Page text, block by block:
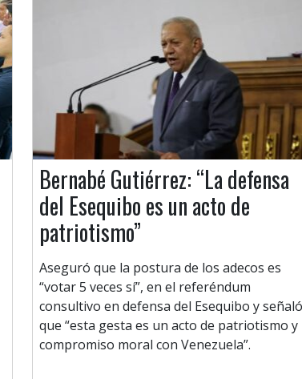
Bernabé Gutiérrez: “La defensa
del Esequibo es un acto de
patriotismo”
Aseguró que la postura de los adecos es
“votar 5 veces sí”, en el referéndum
consultivo en defensa del Esequibo y señaló
que “esta gesta es un acto de patriotismo y
compromiso moral con Venezuela”.